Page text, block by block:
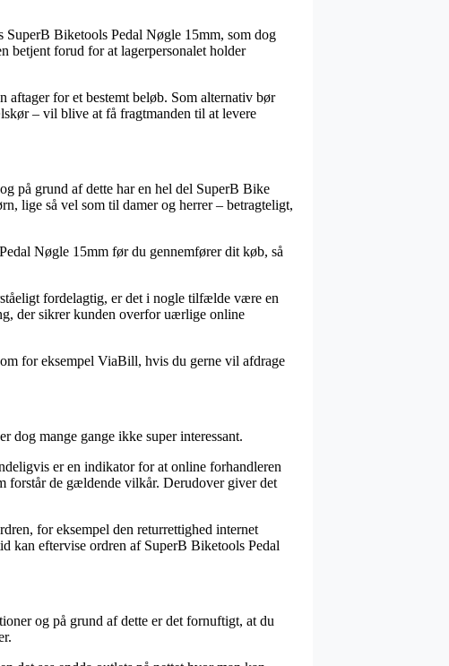
SuperB Biketools Pedal Nøgle 15mm, som dog
betjent forud for at lagerpersonalet holder
aftager for et bestemt beløb. Som alternativ bør
– vil blive at få fragtmanden til at levere
på grund af dette har en hel del SuperB Bike
lige så vel som til damer og herrer – betragteligt,
Nøgle 15mm før du gennemfører dit køb, så
fordelagtig, er det i nogle tilfælde være en
der sikrer kunden overfor uærlige online
for eksempel ViaBill, hvis du gerne vil afdrage
dog mange gange ikke super interessant.
er en indikator for at online forhandleren
forstår de gældende vilkår. Derudover giver det
for eksempel den returrettighed internet
kan eftervise ordren af SuperB Biketools Pedal
og på grund af dette er det fornuftigt, at du